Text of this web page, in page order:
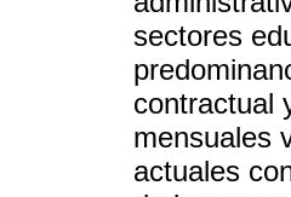
sectores
contractual
mensuales
actuales